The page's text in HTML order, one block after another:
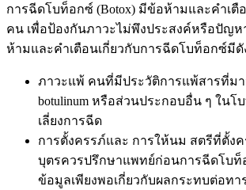
การฉีดโบท็อกซ์ (Botox) มีข้อห้ามและคำเตื
คน เพื่อป้องกันภาวะไม่พึงประสงค์หรือปัญห
ห้ามและคำเตือนเกี่ยวกับการฉีดโบท็อกซ์มีดั
ภาวะแพ้ คนที่มีประวัติการแพ้สารที่มา
botulinum หรือส่วนประกอบอื่น ๆ ใน
เลี่ยงการฉีด
การตั้งครรภ์และ การให้นม สตรีที่ตั้ง
บุตรควรปรึกษาแพทย์ก่อนการฉีดโบท็
ข้อมูลเพียงพอเกี่ยวกับผลกระทบต่อทา